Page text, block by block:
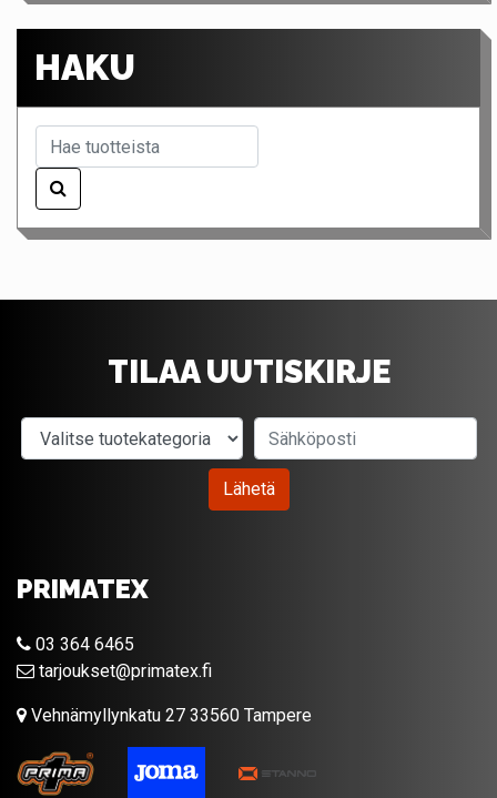
HAKU
TILAA UUTISKIRJE
Valitse tuotekategoria
Lähetä
PRIMATEX
03 364 6465
tarjoukset@primatex.fi
Vehnämyllynkatu 27 33560 Tampere